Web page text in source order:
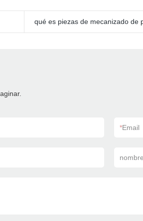
qué es piezas de mecanizado de
*Email